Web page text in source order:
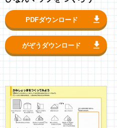
PDFダウンロード
がぞうダウンロード